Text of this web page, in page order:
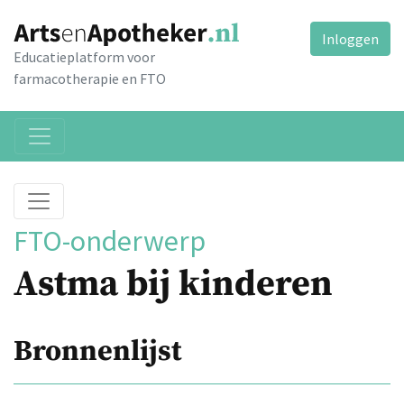
Educatieplatform voor
farmacotherapie en FTO
Inloggen
FTO-onderwerp
Astma bij kinderen
Bronnenlijst